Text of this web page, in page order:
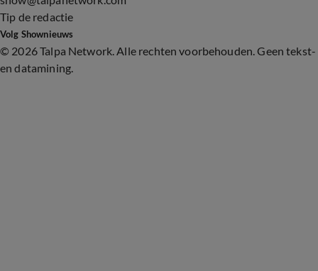
Tip de redactie
Volg Shownieuws
© 2026 Talpa Network. Alle rechten voorbehouden. Geen tekst-
en datamining.